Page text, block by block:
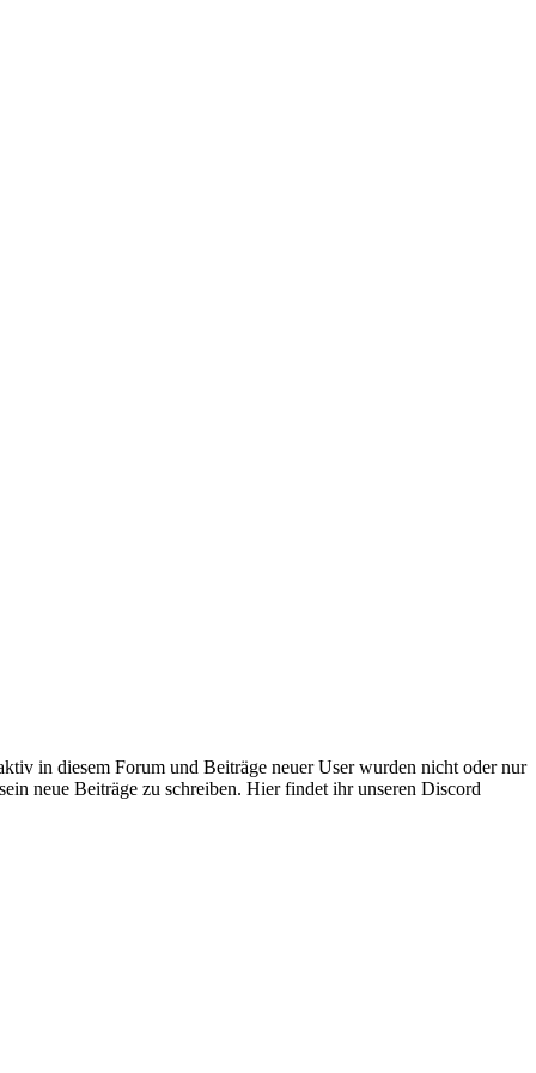
in diesem Forum und Beiträge neuer User wurden nicht oder nur
neue Beiträge zu schreiben. Hier findet ihr unseren Discord